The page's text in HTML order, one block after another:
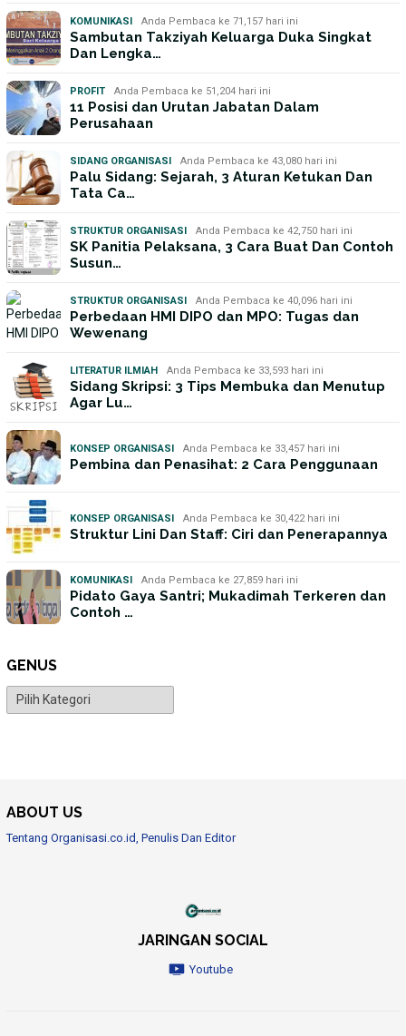
KOMUNIKASI Anda Pembaca ke 71,157 hari ini
Sambutan Takziyah Keluarga Duka Singkat
Dan Lengka…
PROFIT Anda Pembaca ke 51,204 hari ini
11 Posisi dan Urutan Jabatan Dalam
Perusahaan
SIDANG ORGANISASI Anda Pembaca ke 43,080 hari ini
Palu Sidang: Sejarah, 3 Aturan Ketukan Dan
Tata Ca…
STRUKTUR ORGANISASI Anda Pembaca ke 42,750 hari ini
SK Panitia Pelaksana, 3 Cara Buat Dan Contoh
Susun…
STRUKTUR ORGANISASI Anda Pembaca ke 40,096 hari ini
Perbedaan HMI DIPO dan MPO: Tugas dan
Wewenang
LITERATUR ILMIAH Anda Pembaca ke 33,593 hari ini
Sidang Skripsi: 3 Tips Membuka dan Menutup
Agar Lu…
KONSEP ORGANISASI Anda Pembaca ke 33,457 hari ini
Pembina dan Penasihat: 2 Cara Penggunaan
KONSEP ORGANISASI Anda Pembaca ke 30,422 hari ini
Struktur Lini Dan Staff: Ciri dan Penerapannya
KOMUNIKASI Anda Pembaca ke 27,859 hari ini
Pidato Gaya Santri; Mukadimah Terkeren dan
Contoh …
GENUS
Genus
ABOUT US
Tentang Organisasi.co.id, Penulis Dan Editor
JARINGAN SOCIAL
Youtube